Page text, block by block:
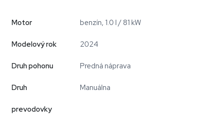
Motor benzín, 1.0 l / 81 kW
Modelový rok 2024
Druh pohonu Predná náprava
Druh
prevodovky
Manuálna